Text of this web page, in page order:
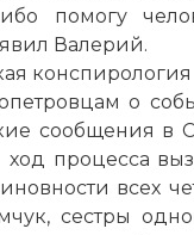
помогу
Валерий.
конспирология
о
сообщения в
процесса
всех
сестры